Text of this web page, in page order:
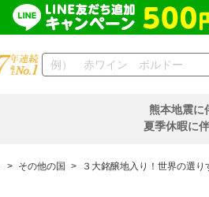
熊本地震に
夏季休暇に
> その他の国 > ３大銘醸地入り！世界の選